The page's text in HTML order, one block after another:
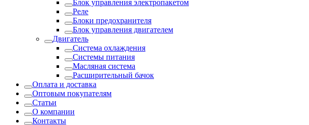
Блок управления электропакетом
Реле
Блоки предохранителя
Блок управления двигателем
Двигатель
Система охлаждения
Системы питания
Масляная система
Расширительный бачок
Оплата и доставка
Оптовым покупателям
Статьи
О компании
Контакты